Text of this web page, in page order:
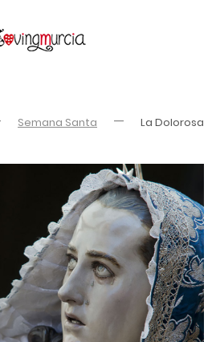
Semana Santa La Dolorosa